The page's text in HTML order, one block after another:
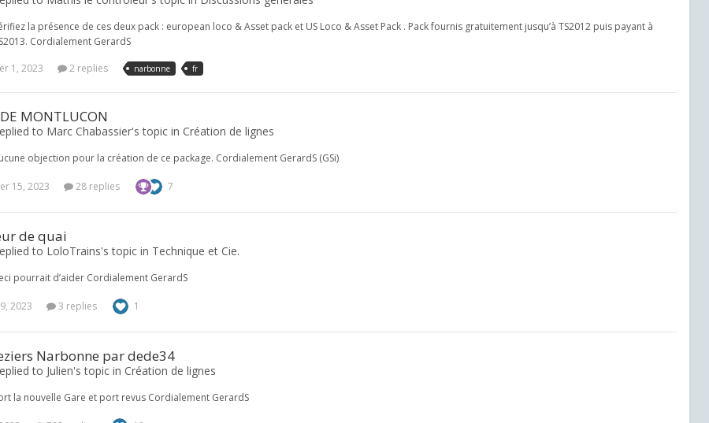
la présence de ces deux pack : european loco & Asset pack et US Loco & Asset Pack . Pack fournis gratuitement jusqu’à TS2012 puis payant à
Cordialement GerardS
1, 2023
2 replies narbonne fr
MONTLUCON
to Marc Chabassier's topic in Création de lignes
objection pour la création de ce package. Cordialement GerardS (GSi)
15, 2023 28 replies 7
de quai
to LoloTrains's topic in Technique et Cie.
pourrait d’aider Cordialement GerardS
2023 3 replies 1
Narbonne par dede34
to Julien's topic in Création de lignes
la nouvelle Gare et port revus Cordialement GerardS